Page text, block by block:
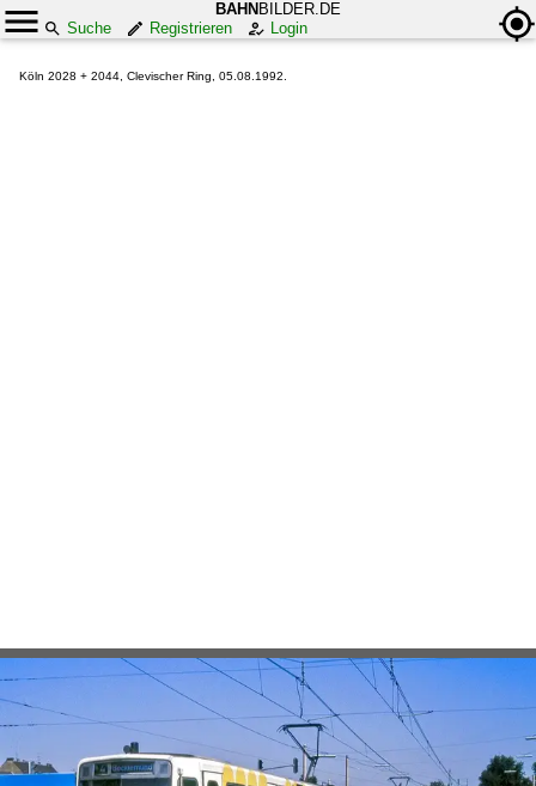
BAHN BILDER.DE
Suche
Registrieren Login
Köln 2028 + 2044, Clevischer Ring, 05.08.1992.